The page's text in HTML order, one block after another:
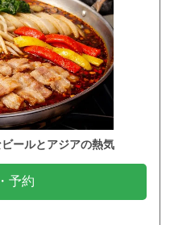
ールとアジアの熱気
予約